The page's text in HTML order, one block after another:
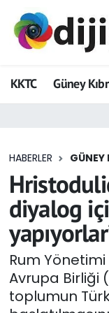
KKTC Güney
HABERLER GÜNEY
diyalog
Rum
Avrupa Birliği
toplumun
Dijigazete
Eğitim
Ekonomi
Foto Galeri
GEZİ
Güncel
Hava
Trafik
Tüm
Son
Haber